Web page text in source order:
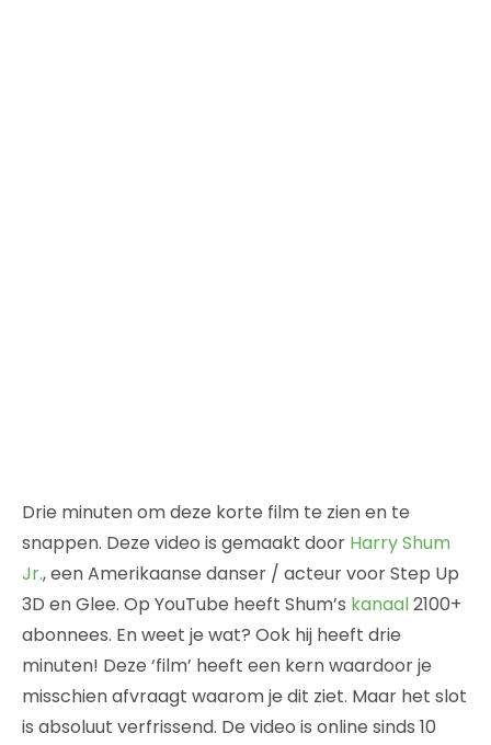
Drie minuten om deze korte film te zien en te
snappen. Deze video is gemaakt door Harry Shum
Jr., een Amerikaanse danser / acteur voor Step Up
3D en Glee. Op YouTube heeft Shum’s kanaal2100+
abonnees. En weet je wat? Ook hij heeft drie
minuten! Deze ‘film’ heeft een kern waardoor je
misschien afvraagt waarom je dit ziet. Maar het slot
is absoluut verfrissend. De video is online sinds 10